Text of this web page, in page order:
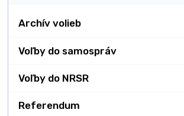
Archív volieb
Voľby do samospráv
Voľby do NRSR
Referendum